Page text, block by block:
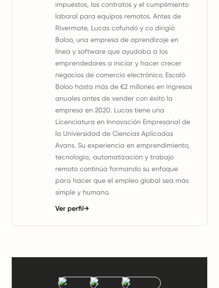
impuestos, los contratos y el cumplimiento
laboral para equipos remotos. Antes de
Rivermate, Lucas cofundó y co dirigió
Boloo, una empresa de aprendizaje en
línea y software que ayudaba a los
emprendedores a iniciar y hacer crecer
negocios de comercio electrónico. Escaló
Boloo hasta más de €2 millones en ingresos
anuales antes de vender con éxito la
empresa en 2020. Lucas tiene una
Licenciatura en Innovación Empresarial de
la Universidad de Ciencias Aplicadas
Avans. Su experiencia en emprendimiento,
tecnología, automatización y trabajo
remoto continúa formando su enfoque
para hacer que el empleo global sea más
simple y humano.
Ver perfil→